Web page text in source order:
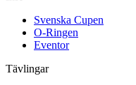
Svenska Cupen
O-Ringen
Eventor
Tävlingar